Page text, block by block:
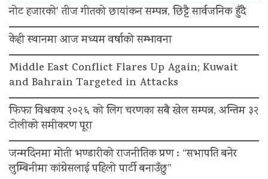
नोट हजारको’ तीज गीतको छायांकन सम्पन्न, छिट्टै सार्वजनिक हुँदै
केही स्थानमा आज मध्यम वर्षाको सम्भावना
Middle East Conflict Flares Up Again; Kuwait
and Bahrain Targeted in Attacks
फिफा विश्वकप २०२६ को लिग चरणका सबै खेल सम्पन्न, अन्तिम ३२
टोलीको समीकरण पूरा
जन्मदिनमा मोती भण्डारीको राजनीतिक प्रण : “सभापति बनेर
लुम्बिनीमा कांग्रेसलाई पहिलो पार्टी बनाउँछु”